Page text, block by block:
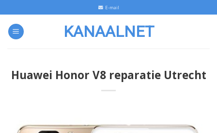
to
content
E-mail
KANAALNET
Huawei Honor V8 reparatie Utrecht